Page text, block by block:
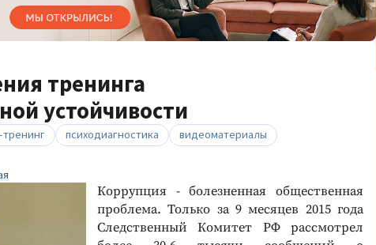
тренинга
устойчивости
психодиагностика
видеоматериалы
Коррупция - болезненная общественная
проблема. Только за 9 месяцев 2015 года
Следственный Комитет РФ рассмотрел